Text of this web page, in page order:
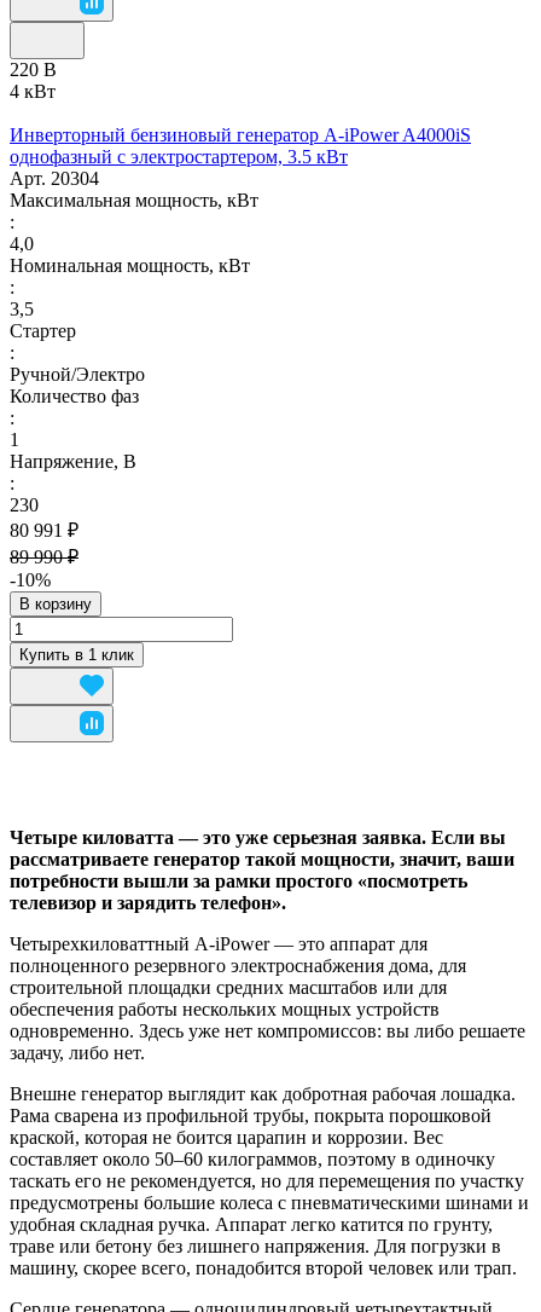
220 В
4 кВт
Инверторный бензиновый генератор A-iPower A4000iS
однофазный с электростартером, 3.5 кВт
Арт. 20304
Максимальная мощность, кВт
:
4,0
Номинальная мощность, кВт
:
3,5
Стартер
:
Ручной/Электро
Количество фаз
:
1
Напряжение, В
:
230
80 991 ₽
89 990 ₽
-10%
В корзину
Купить в 1 клик
Четыре киловатта — это уже серьезная заявка. Если вы
рассматриваете генератор такой мощности, значит, ваши
потребности вышли за рамки простого «посмотреть
телевизор и зарядить телефон».
Четырехкиловаттный A-iPower — это аппарат для
полноценного резервного электроснабжения дома, для
строительной площадки средних масштабов или для
обеспечения работы нескольких мощных устройств
одновременно. Здесь уже нет компромиссов: вы либо решаете
задачу, либо нет.
Внешне генератор выглядит как добротная рабочая лошадка.
Рама сварена из профильной трубы, покрыта порошковой
краской, которая не боится царапин и коррозии. Вес
составляет около 50–60 килограммов, поэтому в одиночку
таскать его не рекомендуется, но для перемещения по участку
предусмотрены большие колеса с пневматическими шинами и
удобная складная ручка. Аппарат легко катится по грунту,
траве или бетону без лишнего напряжения. Для погрузки в
машину, скорее всего, понадобится второй человек или трап.